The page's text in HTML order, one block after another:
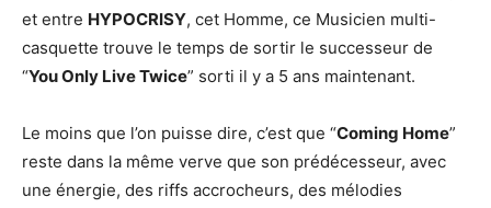
et entre HYPOCRISY, cet Homme, ce Musicien multi-
casquette trouve le temps de sortir le successeur de
“You Only Live Twice” sorti il y a 5 ans maintenant.
Le moins que l’on puisse dire, c’est que “Coming Home”
reste dans la même verve que son prédécesseur, avec
une énergie, des riffs accrocheurs, des mélodies